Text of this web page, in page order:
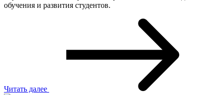
обучения и развития студентов.
Читать далее